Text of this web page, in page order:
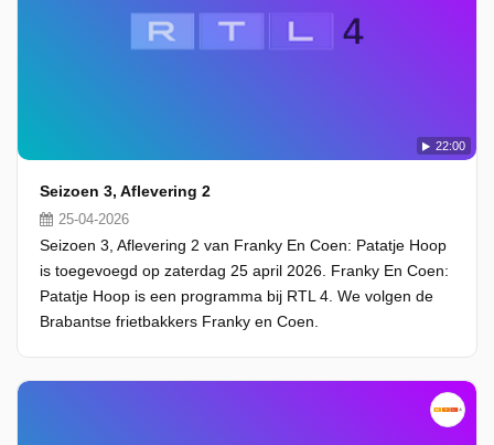
22:00
Seizoen 3, Aflevering 2
25-04-2026
Seizoen 3, Aflevering 2 van Franky En Coen: Patatje Hoop
is toegevoegd op zaterdag 25 april 2026. Franky En Coen:
Patatje Hoop is een programma bij RTL 4. We volgen de
Brabantse frietbakkers Franky en Coen.